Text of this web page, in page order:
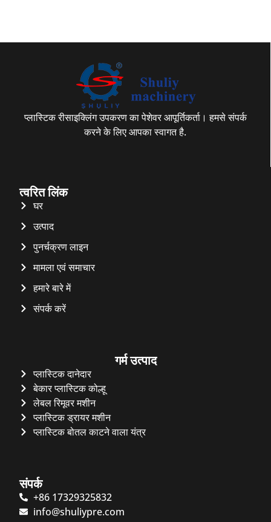
प्लास्टिक रीसाइक्लिंग उपकरण का पेशेवर आपूर्तिकर्ता। हमसे संपर्क
करने के लिए आपका स्वागत है.
त्वरित लिंक
घर
उत्पाद
पुनर्चक्रण लाइन
मामला एवं समाचार
हमारे बारे में
संपर्क करें
गर्म उत्पाद
प्लास्टिक दानेदार
बेकार प्लास्टिक कोल्हू
लेबल रिमूवर मशीन
प्लास्टिक ड्रायर मशीन
प्लास्टिक बोतल काटने वाला यंत्र
संपर्क
+86 17329325832
info@shuliypre.com